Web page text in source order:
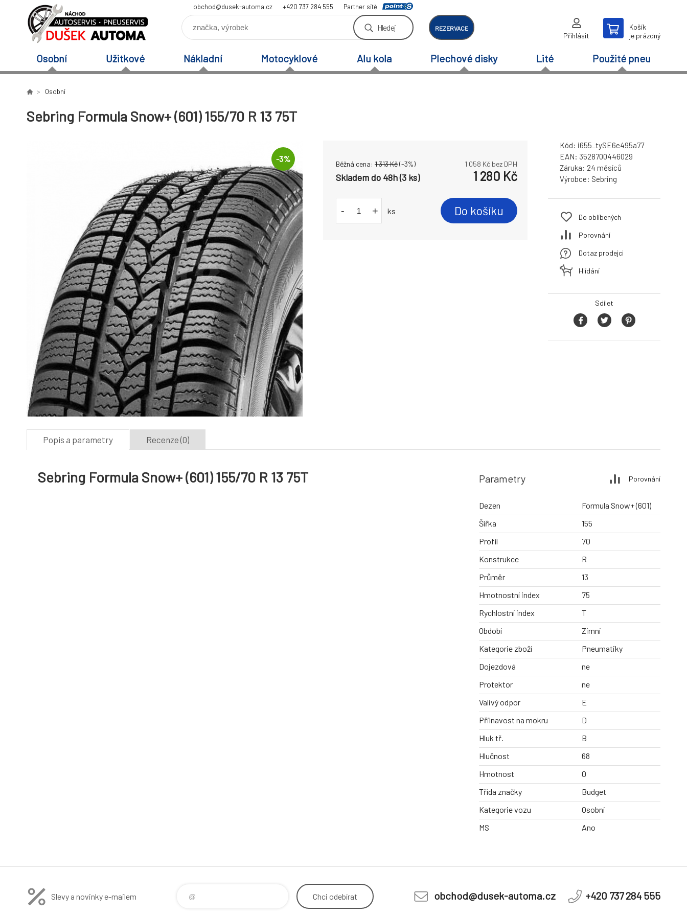
obchod@dusek-automa.cz +420 737 284 555 Partner sítě
Hledej REZERVACE
Přihlásit
Košík
je prázdný
Osobní Užitkové Nákladní Motocyklové Alu kola Plechové disky Lité Použité pneu
Osobní
Sebring Formula Snow+ (601) 155/70 R 13 75T
-3%
Běžná cena: 1 313Kč(-3%) 1 058 Kč bez DPH
Skladem do 48h (3 ks) 1 280 Kč
- + ks Do košíku
Kód: i655_tySE6e495a77
EAN: 3528700446029
Záruka: 24 měsíců
Výrobce: Sebring
Do oblíbených
Porovnání
Dotaz prodejci
Hlídání
Sdílet
Popis a parametry Recenze (0)
Sebring Formula Snow+ (601) 155/70 R 13 75T Parametry Porovnání
Dezen
Formula Snow+ (601)
Šířka
155
Profil
70
Konstrukce
R
Průměr
13
Hmotnostní index
75
Rychlostní index
T
Období
Zimní
Kategorie zboží
Pneumatiky
Dojezdová
ne
Protektor
ne
Valivý odpor
E
Přilnavost na mokru
D
Hluk tř.
B
Hlučnost
68
Hmotnost
0
Třída značky
Budget
Kategorie vozu
Osobní
MS
Ano
Slevy a novinky e-mailem Chci odebírat obchod@dusek-automa.cz +420 737 284 555